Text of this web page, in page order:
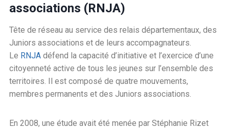
associations (RNJA)
Tête de réseau au service des relais départementaux, des
Juniors associations et de leurs accompagnateurs.
Le RNJA défend la capacité d’initiative et l’exercice d’une
citoyenneté active de tous les jeunes sur l’ensemble des
territoires. Il est composé de quatre mouvements,
membres permanents et des Juniors associations.
En 2008, une étude avait été menée par Stéphanie Rizet